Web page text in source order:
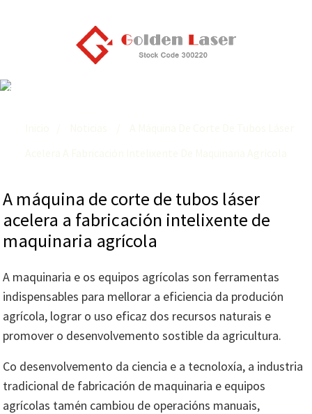
A Máquina De Corte De Tubos Láser Acelera A Fabricación
A máquina de corte de tubos láser
acelera a fabricación intelixente de
maquinaria agrícola
A maquinaria e os equipos agrícolas son ferramentas
indispensables para mellorar a eficiencia da produción
agrícola, lograr o uso eficaz dos recursos naturais e
promover o desenvolvemento sostible da agricultura.
Co desenvolvemento da ciencia e a tecnoloxía, a industria
tradicional de fabricación de maquinaria e equipos
agrícolas tamén cambiou de operacións manuais,